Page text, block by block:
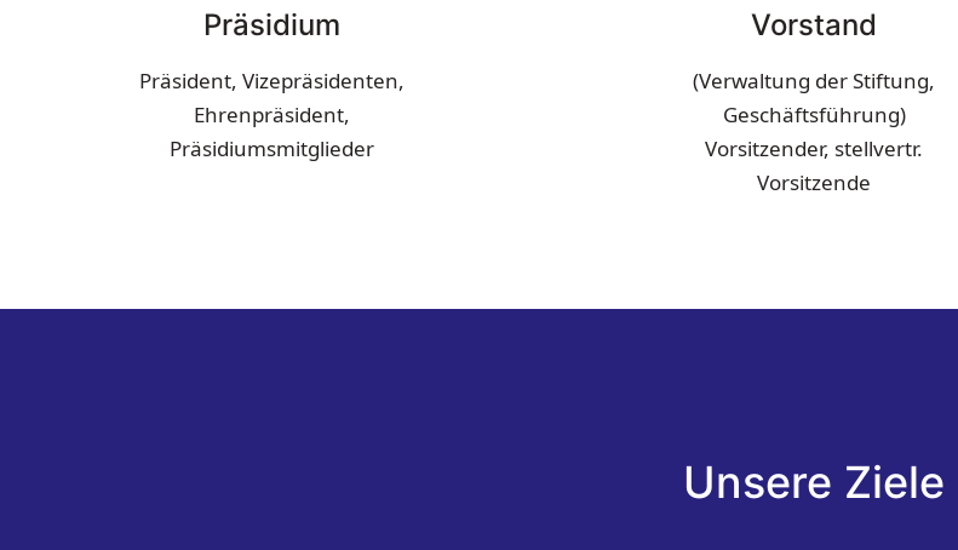
Präsidium
Präsident, Vizepräsidenten,
Ehrenpräsident,
Präsidiumsmitglieder
Vorstand
(Verwaltung der Stiftung,
Geschäftsführung)
Vorsitzender, stellvertr.
Vorsitzende
Unsere Ziele